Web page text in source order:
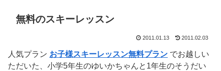
無料のスキーレッスン
2011.01.13 2011.02.03
人気プラン お子様スキーレッスン無料プラン でお越しい
ただいた、小学5年生のゆいかちゃんと1年生のそうだい